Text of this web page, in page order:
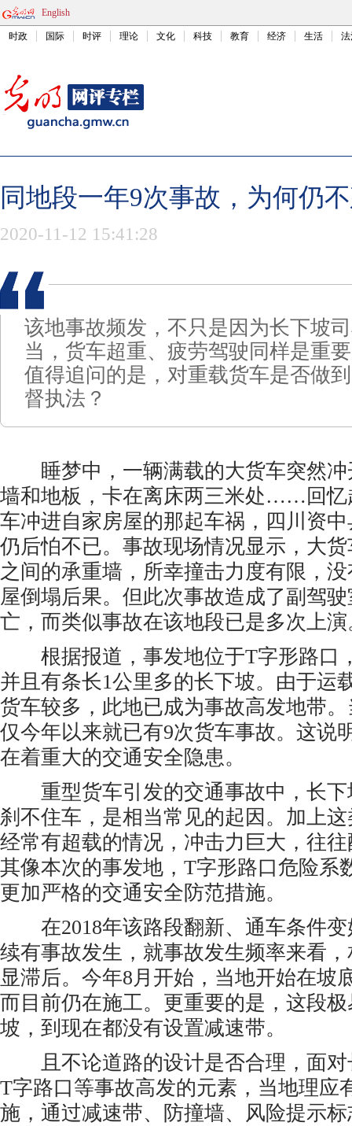
English
时政 国际 时评 理论 文化 科技 教育 经济 生活
同地段一年9次事故，为何仍
2020-11-12 15:41:28
该地事故频发，不只是因为长下坡
当，货车超重、疲劳驾驶同样是重
值得追问的是，对重载货车是否做
督执法？
睡梦中，一辆满载的大货车突然冲
墙和地板，卡在离床两三米处……回忆
车冲进自家房屋的那起车祸，四川资
仍后怕不已。事故现场情况显示，大
之间的承重墙，所幸撞击力度有限，
屋倒塌后果。但此次事故造成了副驾
亡，而类似事故在该地段已是多次上演
根据报道，事发地位于T字形路口
并且有条长1公里多的长下坡。由于运
货车较多，此地已成为事故高发地带
仅今年以来就已有9次货车事故。这说
在着重大的交通安全隐患。
重型货车引发的交通事故中，长下
刹不住车，是相当常见的起因。加上
经常有超载的情况，冲击力巨大，往
其像本次的事发地，T字形路口危险系
更加严格的交通安全防范措施。
在2018年该路段翻新、通车条件变
续有事故发生，就事故发生频率来看
显滞后。今年8月开始，当地开始在坡
而目前仍在施工。更重要的是，这段
坡，到现在都没有设置减速带。
且不论道路的设计是否合理，面对
T字路口等事故高发的元素，当地理应
施，通过减速带、防撞墙、风险提示